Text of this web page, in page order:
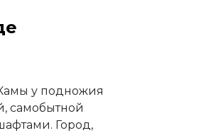
у подножия
самобытной
Город,